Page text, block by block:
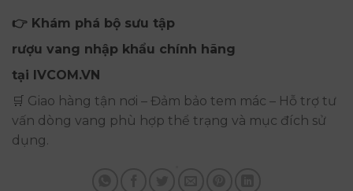
👉 Khám phá bộ sưu tập
rượu vang nhập khẩu chính hãng
tại IVCOM.VN
🛒 Giao hàng tận nơi – Đảm bảo tem mác – Hỗ trợ tư
vấn dòng vang phù hợp thể trạng và mục đích sử
dụng.